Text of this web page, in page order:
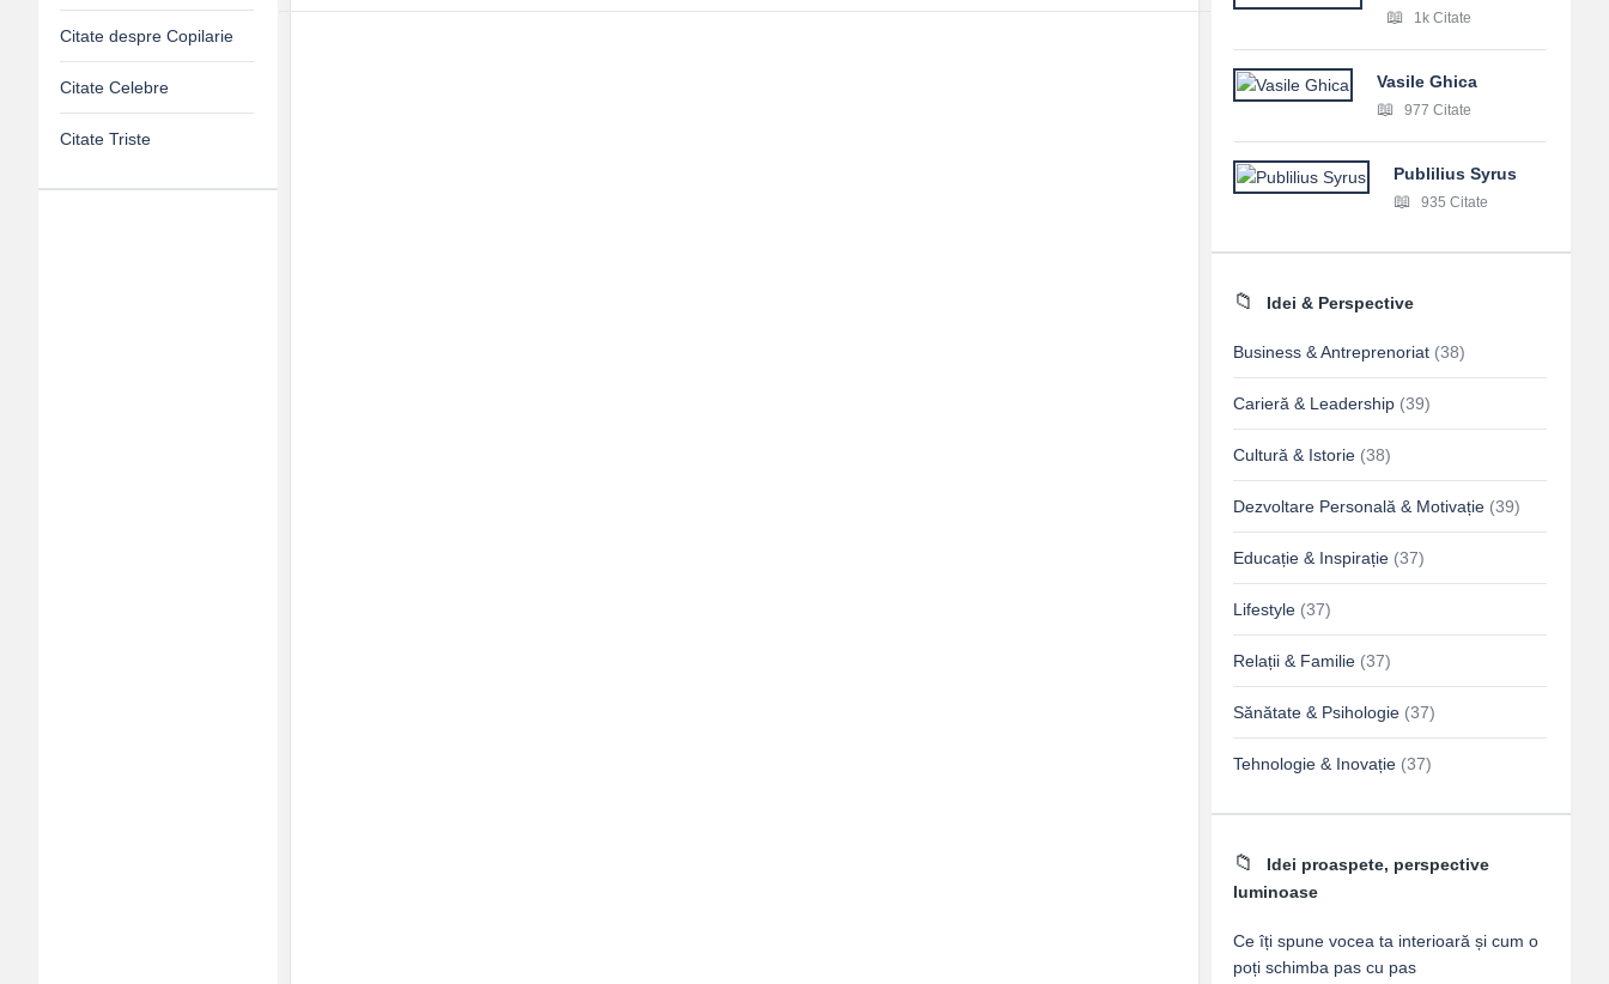
1k Citate
Vasile Ghica
977 Citate
Publilius Syrus
935 Citate
Idei & Perspective
Business & Antreprenoriat (38)
Carieră & Leadership (39)
Cultură & Istorie (38)
Dezvoltare Personală & Motivație (39)
Educație & Inspirație (37)
Lifestyle (37)
Relații & Familie (37)
Sănătate & Psihologie (37)
Tehnologie & Inovație (37)
Idei proaspete, perspective
luminoase
Ce îți spune vocea ta interioară și cum o
poți schimba pas cu pas
Citate despre Copilarie
Citate Celebre
Citate Triste